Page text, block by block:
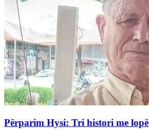
Përparim Hysi: Tri histori me lopë